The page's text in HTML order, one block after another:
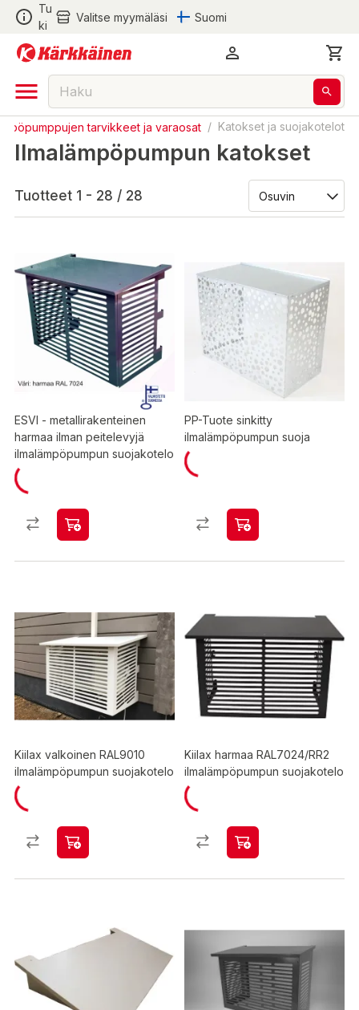
Tu
ki
Valitse myymäläsi Suomi
tarvikkeet ja varaosat / Katokset ja suojakotelot
Ilmalämpöpumpun katokset
Tuotteet 1 - 28 / 28
ESVI - metallirakenteinen
harmaa ilman peitelevyjä
ilmalämpöpumpun suojakotelo
PP-Tuote sinkitty
ilmalämpöpumpun suoja
Kiilax valkoinen RAL9010
ilmalämpöpumpun suojakotelo
Kiilax harmaa RAL7024/RR2
ilmalämpöpumpun suojakotelo